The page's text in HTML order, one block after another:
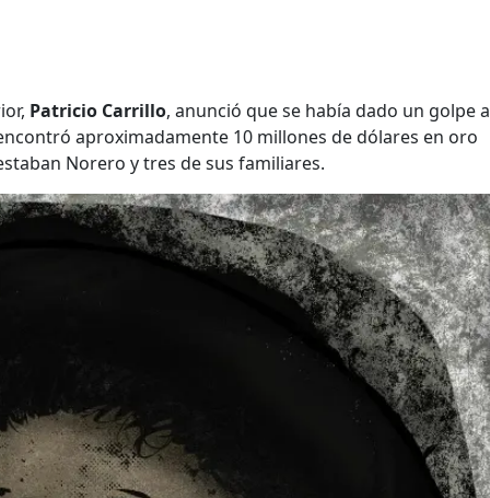
Patricio Carrillo, anunció que se había dado un golpe a
aproximadamente 10 millones de dólares en oro
Norero y tres de sus familiares.